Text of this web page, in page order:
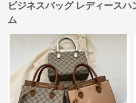
ビジネスバッグ レディース
ム